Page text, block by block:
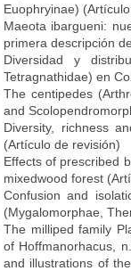
Euophryinae)
Maeota ibargueni:
primera descripción
Diversidad y
Tetragnathidae) en
The centipedes
and
Diversity, richness
(Artículo de revisión)
Effects of prescribed
mixedwood forest
Confusion and
(Mygalomorphae,
The milliped family
of Hoffmanorhacus,
and illustrations of